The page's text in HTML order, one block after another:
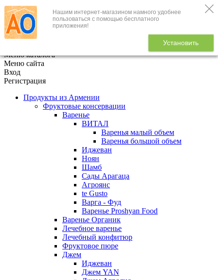
Нашим интернет-магазином намного удобнее
пользоваться с помощью бесплатного
приложения!
Установить
+7 (495) 646-888-1
В корзине
Меню каталога
Меню сайта
Вход
Регистрация
Продукты из Армении
Фруктовые консервации
Варенье
ВИТАЛ
Варенья малый объем
Варенья большой объем
Иджеван
Ноян
Шамб
Сады Арагаца
Агроянс
te Gusto
Варга - Фуд
Варенье Proshyan Food
Варенье Органик
Лечебное варенье
Лечебный конфитюр
Фруктовое пюре
Джем
Иджеван
Джем YAN